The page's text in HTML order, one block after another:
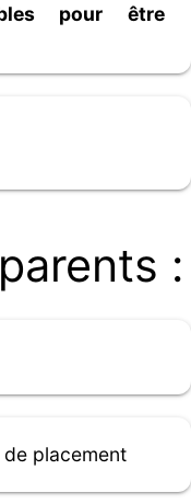
pour être
:
placement